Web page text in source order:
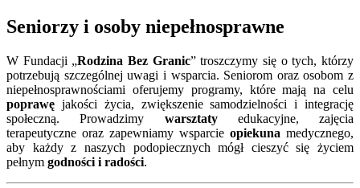
Seniorzy i osoby niepełnosprawne
W Fundacji „Rodzina Bez Granic” troszczymy się o tych, którzy
potrzebują szczególnej uwagi i wsparcia. Seniorom oraz osobom z
niepełnosprawnościami oferujemy programy, które mają na celu
poprawę jakości życia, zwiększenie samodzielności i integrację
społeczną. Prowadzimy warsztaty
edukacyjne, zajęcia
terapeutyczne oraz zapewniamy wsparcie opiekuna medycznego,
aby każdy z naszych podopiecznych mógł cieszyć się życiem
pełnym godności i radości.